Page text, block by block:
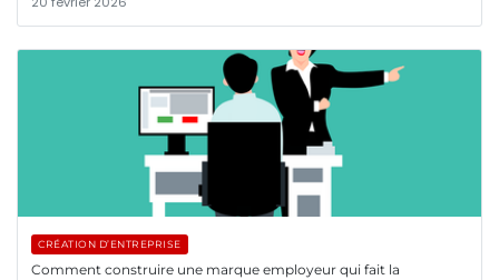
CRÉATION D’ENTREPRISE
Comment construire une marque employeur qui fait la